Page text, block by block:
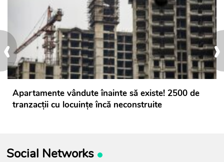
›
‹
Apartamente vândute înainte să existe! 2500 de
tranzacții cu locuințe încă neconstruite
Social Networks